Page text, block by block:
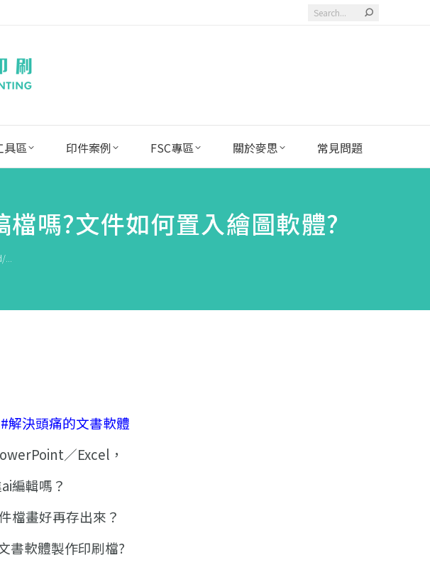
Search:
具區 印件案例 FSC專區 關於麥思 常見問題
嗎?文件如何置入繪圖軟體?
解決頭痛的文書軟體
／Excel，
編輯嗎？
檔畫好再存出來？
書軟體製作印刷檔?